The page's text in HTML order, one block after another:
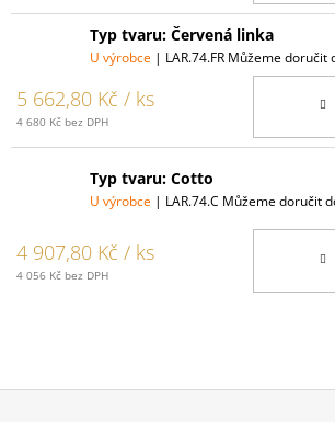
Typ tvaru: Červená linka
U výrobce | LAR.74.FR Můžeme doručit
5 662,80 Kč / ks
4 680 Kč bez DPH
Typ tvaru: Cotto
U výrobce | LAR.74.C Můžeme doručit
4 907,80 Kč / ks
4 056 Kč bez DPH
Z